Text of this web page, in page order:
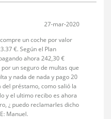
27-mar-2020
un coche por valor
€. Según el Plan
ahora 242,30 €
un seguro de multas que
y nada de nada y pago 20
préstamo, como salió la
y el ultimo recibo es ahora
¿ puedo reclamarles dicho
Manuel.